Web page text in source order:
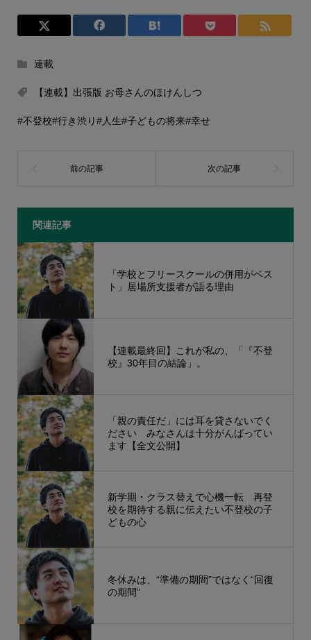
連載
【連載】出張版 お母さんのほけんしつ
#不登校#行き渋り#人生#子どもの将来#幸せ
関連記事
「学校とフリースクールの併用がベス
ト」居場所支援者が語る理由
【連載最終回】これが私の、「『不登
校』30年目の結論」。
「親の責任だ」には耳を貸さないでく
ださい みなさんは十分がんばってい
ます【全文公開】
新学期・クラス替えで心機一転 再登
校を期待する親に伝えたい不登校の子
どもの心
冬休みは、“準備の期間”ではなく“回復
の期間”